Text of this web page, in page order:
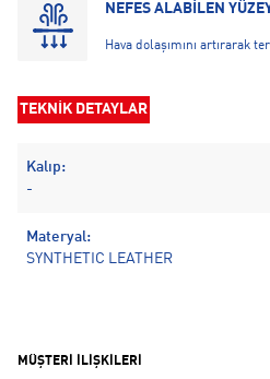
NEFES ALABİLEN
Hava dolaşımını artırarak
TEKNİK DETAYLAR
Kalıp:
-
Materyal:
SYNTHETIC LEATHER
MÜŞTERİ İLİŞKİLERİ